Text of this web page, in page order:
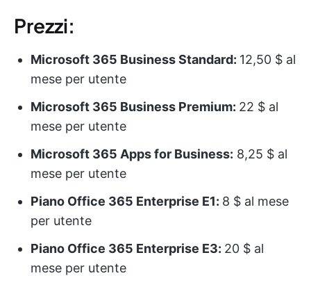
Prezzi:
Microsoft 365 Business Standard: 12,50 $ al
mese per utente
Microsoft 365 Business Premium: 22 $ al
mese per utente
Microsoft 365 Apps for Business: 8,25 $ al
mese per utente
Piano Office 365 Enterprise E1: 8 $ al mese
per utente
Piano Office 365 Enterprise E3: 20 $ al
mese per utente